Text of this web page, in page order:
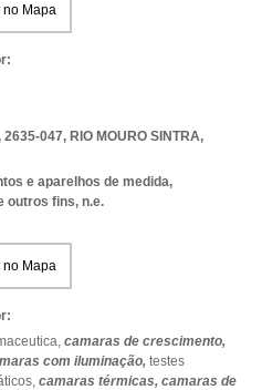
no Mapa
2635-047, RIO MOURO SINTRA,
e aparelhos de medida,
outros fins, n.e.
no Mapa
camaras de crescimento,
com iluminação, testes
camaras térmicas, camaras de